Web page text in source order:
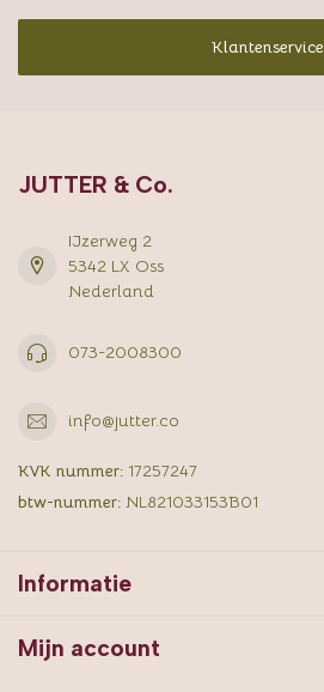
Klantenservice
JUTTER & Co.
IJzerweg 2
5342 LX Oss
Nederland
073-2008300
info@jutter.co
KVK nummer: 17257247
btw-nummer: NL821033153B01
Informatie
Mijn account